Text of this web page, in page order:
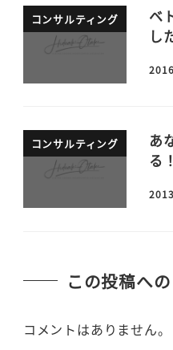
コンサルティング
ベ
し
コンサルティング
あ
る
この投稿へ
コメントはありません。